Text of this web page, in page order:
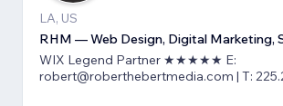
LA, US
RHM — Web Design, Digital Marketing,
WIX Legend Partner ★★★★★ E:
robert@roberthebertmedia.com | T: